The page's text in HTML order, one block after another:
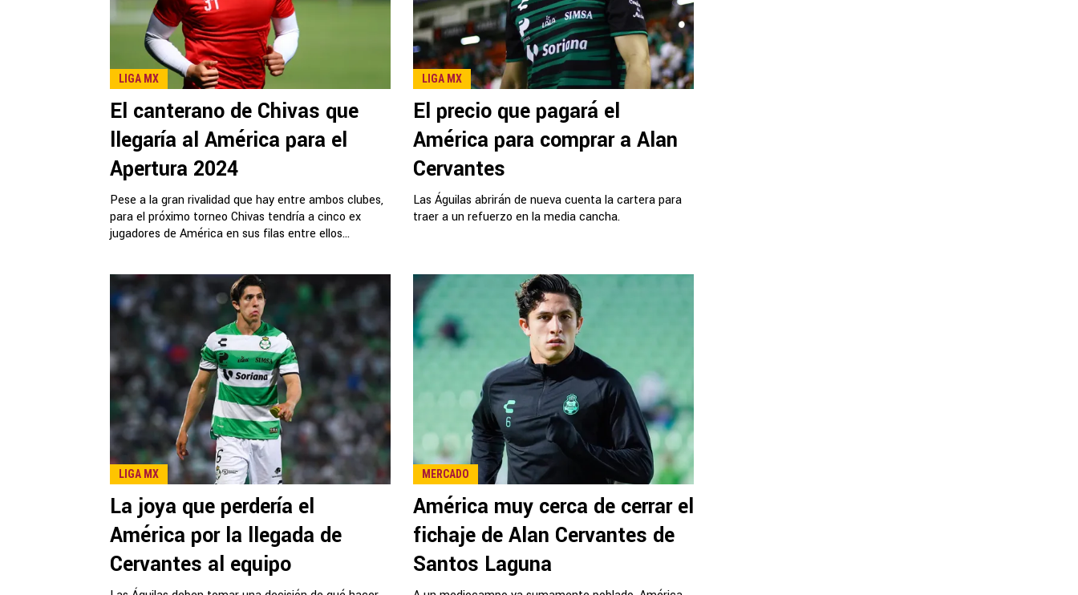
LIGA MX
El canterano de Chivas que
llegaría al América para el
Apertura 2024
Pese a la gran rivalidad que hay entre ambos clubes,
para el próximo torneo Chivas tendría a cinco ex
jugadores de América en sus filas entre ellos...
LIGA MX
El precio que pagará el
América para comprar a Alan
Cervantes
Las Águilas abrirán de nueva cuenta la cartera para
traer a un refuerzo en la media cancha.
LIGA MX
La joya que perdería el
América por la llegada de
Cervantes al equipo
MERCADO
América muy cerca de cerrar el
fichaje de Alan Cervantes de
Santos Laguna